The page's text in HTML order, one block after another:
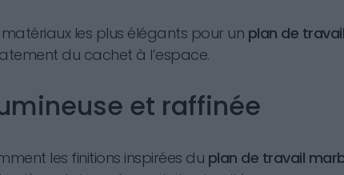
les plus élégants pour un plan de
du cachet à l’espace.
et raffinée
les finitions inspirées du plan de travail